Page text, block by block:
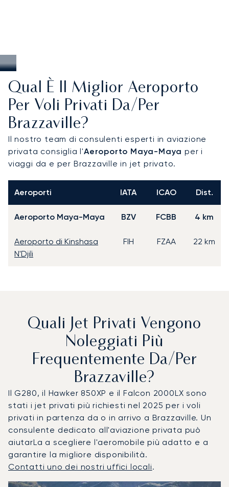
Qual È Il Miglior Aeroporto
Per Voli Privati Da/per
Brazzaville?
Il nostro team di consulenti esperti in aviazione
privata consiglia l'Aeroporto Maya-Maya per i
viaggi da e per Brazzaville in jet privato.
Aeroporti IATA ICAO Dist.
Aeroporto Maya-Maya BZV FCBB 4 km
Aeroporto di Kinshasa
N'Djili
FIH FZAA 22 km
Quali Jet Privati Vengono
Noleggiati Più
Frequentemente Da/per
Brazzaville?
Il G280, il Hawker 850XP e il Falcon 2000LX sono
stati i jet privati più richiesti nel 2025 per i voli
privati in partenza da o in arrivo a Brazzaville. Un
consulente dedicato all'aviazione privata può
aiutarLa a scegliere l'aeromobile più adatto e a
garantire la migliore disponibilità.
Contatti uno dei nostri uffici locali.